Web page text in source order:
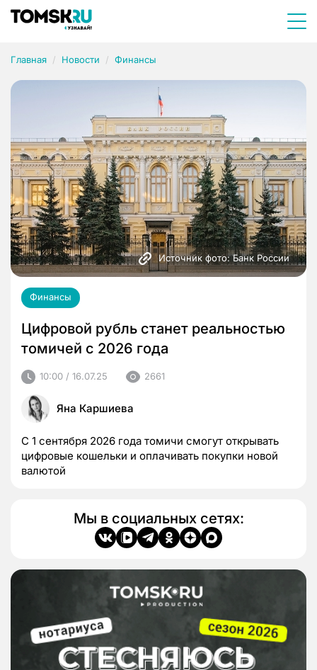
Главная Новости Финансы
Источник фото: Банк России
Финансы
Цифровой рубль станет реальностью
томичей с 2026 года
10:00 / 16.07.25 2661
Яна Каршиева
С 1 сентября 2026 года томичи смогут открывать
цифровые кошельки и оплачивать покупки новой
валютой
Мы в социальных сетях: